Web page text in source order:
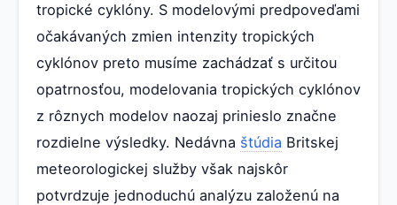
tropické cyklóny. S modelovými predpoveďami
očakávaných zmien intenzity tropických
cyklónov preto musíme zachádzať s určitou
opatrnosťou, modelovania tropických cyklónov
z rôznych modelov naozaj prinieslo značne
rozdielne výsledky. Nedávna štúdia Britskej
meteorologickej služby však najskôr
potvrdzuje jednoduchú analýzu založenú na